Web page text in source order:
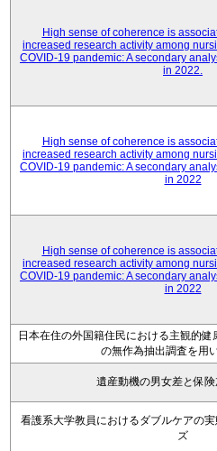
High sense of coherence is
increased research activity among
COVID-19 pandemic: A secondary
in 2022.
High sense of coherence is
increased research activity among
COVID-19 pandemic: A secondary
in 2022
High sense of coherence is
increased research activity among
COVID-19 pandemic: A secondary
in 2022
日本在住の外国籍住民における主観的
の無作為抽出調査を用
遺産動機の男女差と保
看護系大学教員におけるダブルケアの
ズ